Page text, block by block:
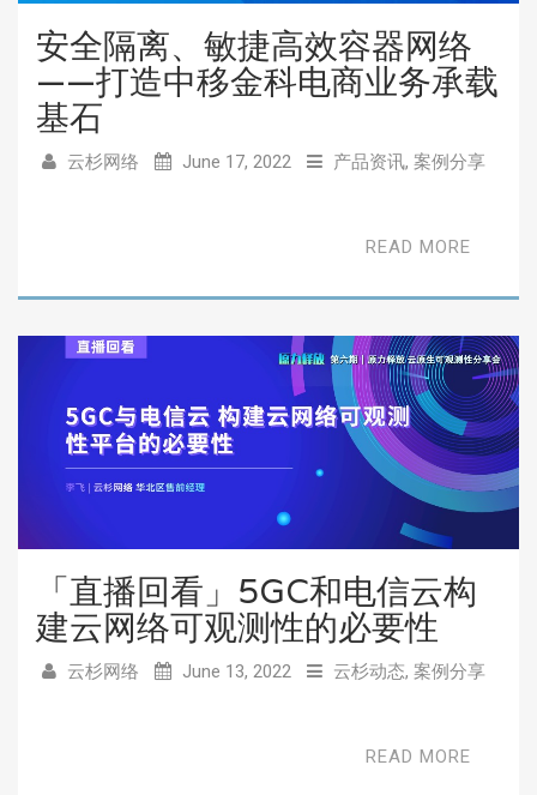
安全隔离、敏捷高效容器网络
——打造中移金科电商业务承载
基石
云杉网络 June 17, 2022 产品资讯, 案例分享
READ MORE
「直播回看」5GC和电信云构
建云网络可观测性的必要性
云杉网络 June 13, 2022 云杉动态, 案例分享
READ MORE